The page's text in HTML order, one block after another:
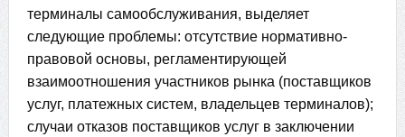
терминалы самообслуживания, выделяет
следующие проблемы: отсутствие нормативно-
правовой основы, регламентирующей
взаимоотношения участников рынка (поставщиков
услуг, платежных систем, владельцев терминалов);
случаи отказов поставщиков услуг в заключении